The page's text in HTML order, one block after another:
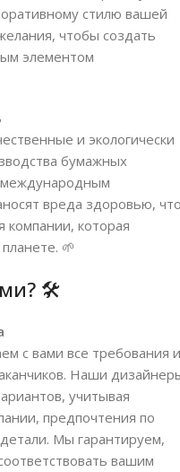
стилю вашей
чтобы создать
элементом
и экологически
бумажных
международным
вреда здоровью,
которая
🌱
🛠️
с вами все требования и
Наши
учитывая
предпочтения по
Мы гарантируем,
вашим